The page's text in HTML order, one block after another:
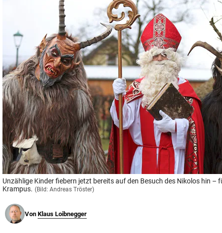
© Krone Multimedia GmbH & Co KG 2026
Muthgasse 2, 1190 Wien
Unzählige Kinder fiebern jetzt bereits auf den Besuch des Nikolos hin –
Krampus. (Bild: Andreas Tröster)
Von Klaus Loibnegger